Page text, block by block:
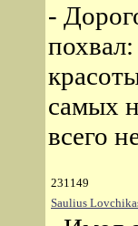
-
самых
всего
231149
Saulius